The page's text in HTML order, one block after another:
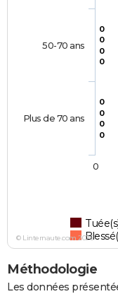
0
0
0
0
0
0
0
0
50-70 ans
Plus de 70 ans
0
© Linternaute.com 2026
Méthodologie
Les données